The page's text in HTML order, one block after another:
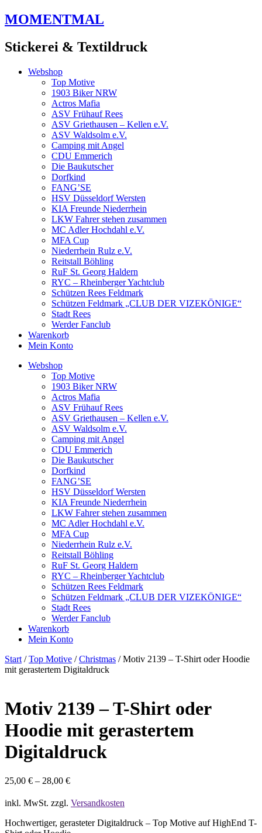
Zum
Inhalt
MOMENTMAL
Stickerei & Textildruck
Webshop
Top Motive
1903 Biker NRW
Actros Mafia
ASV Frühauf Rees
ASV Griethausen – Kellen e.V.
ASV Waldsolm e.V.
Camping mit Angel
CDU Emmerich
Die Baukutscher
Dorfkind
FANG’SE
HSV Düsseldorf Wersten
KIA Freunde Niederrhein
LKW Fahrer stehen zusammen
MC Adler Hochdahl e.V.
MFA Cup
Niederrhein Rulz e.V.
Reitstall Böhling
RuF St. Georg Haldern
RYC – Rheinberger Yachtclub
Schützen Rees Feldmark
Schützen Feldmark „CLUB DER VIZEKÖNIGE“
Stadt Rees
Werder Fanclub
Warenkorb
Mein Konto
Webshop
Top Motive
1903 Biker NRW
Actros Mafia
ASV Frühauf Rees
ASV Griethausen – Kellen e.V.
ASV Waldsolm e.V.
Camping mit Angel
CDU Emmerich
Die Baukutscher
Dorfkind
FANG’SE
HSV Düsseldorf Wersten
KIA Freunde Niederrhein
LKW Fahrer stehen zusammen
MC Adler Hochdahl e.V.
MFA Cup
Niederrhein Rulz e.V.
Reitstall Böhling
RuF St. Georg Haldern
RYC – Rheinberger Yachtclub
Schützen Rees Feldmark
Schützen Feldmark „CLUB DER VIZEKÖNIGE“
Stadt Rees
Werder Fanclub
Warenkorb
Mein Konto
Start /Top Motive /Christmas / Motiv 2139 – T-Shirt oder Hoodie
mit gerastertem Digitaldruck
Motiv 2139 – T-Shirt oder
Hoodie mit gerastertem
Digitaldruck
25,00 € – 28,00 €
inkl. MwSt. zzgl. Versandkosten
Hochwertiger, gerasteter Digitaldruck – Top Motive auf HighEnd T-